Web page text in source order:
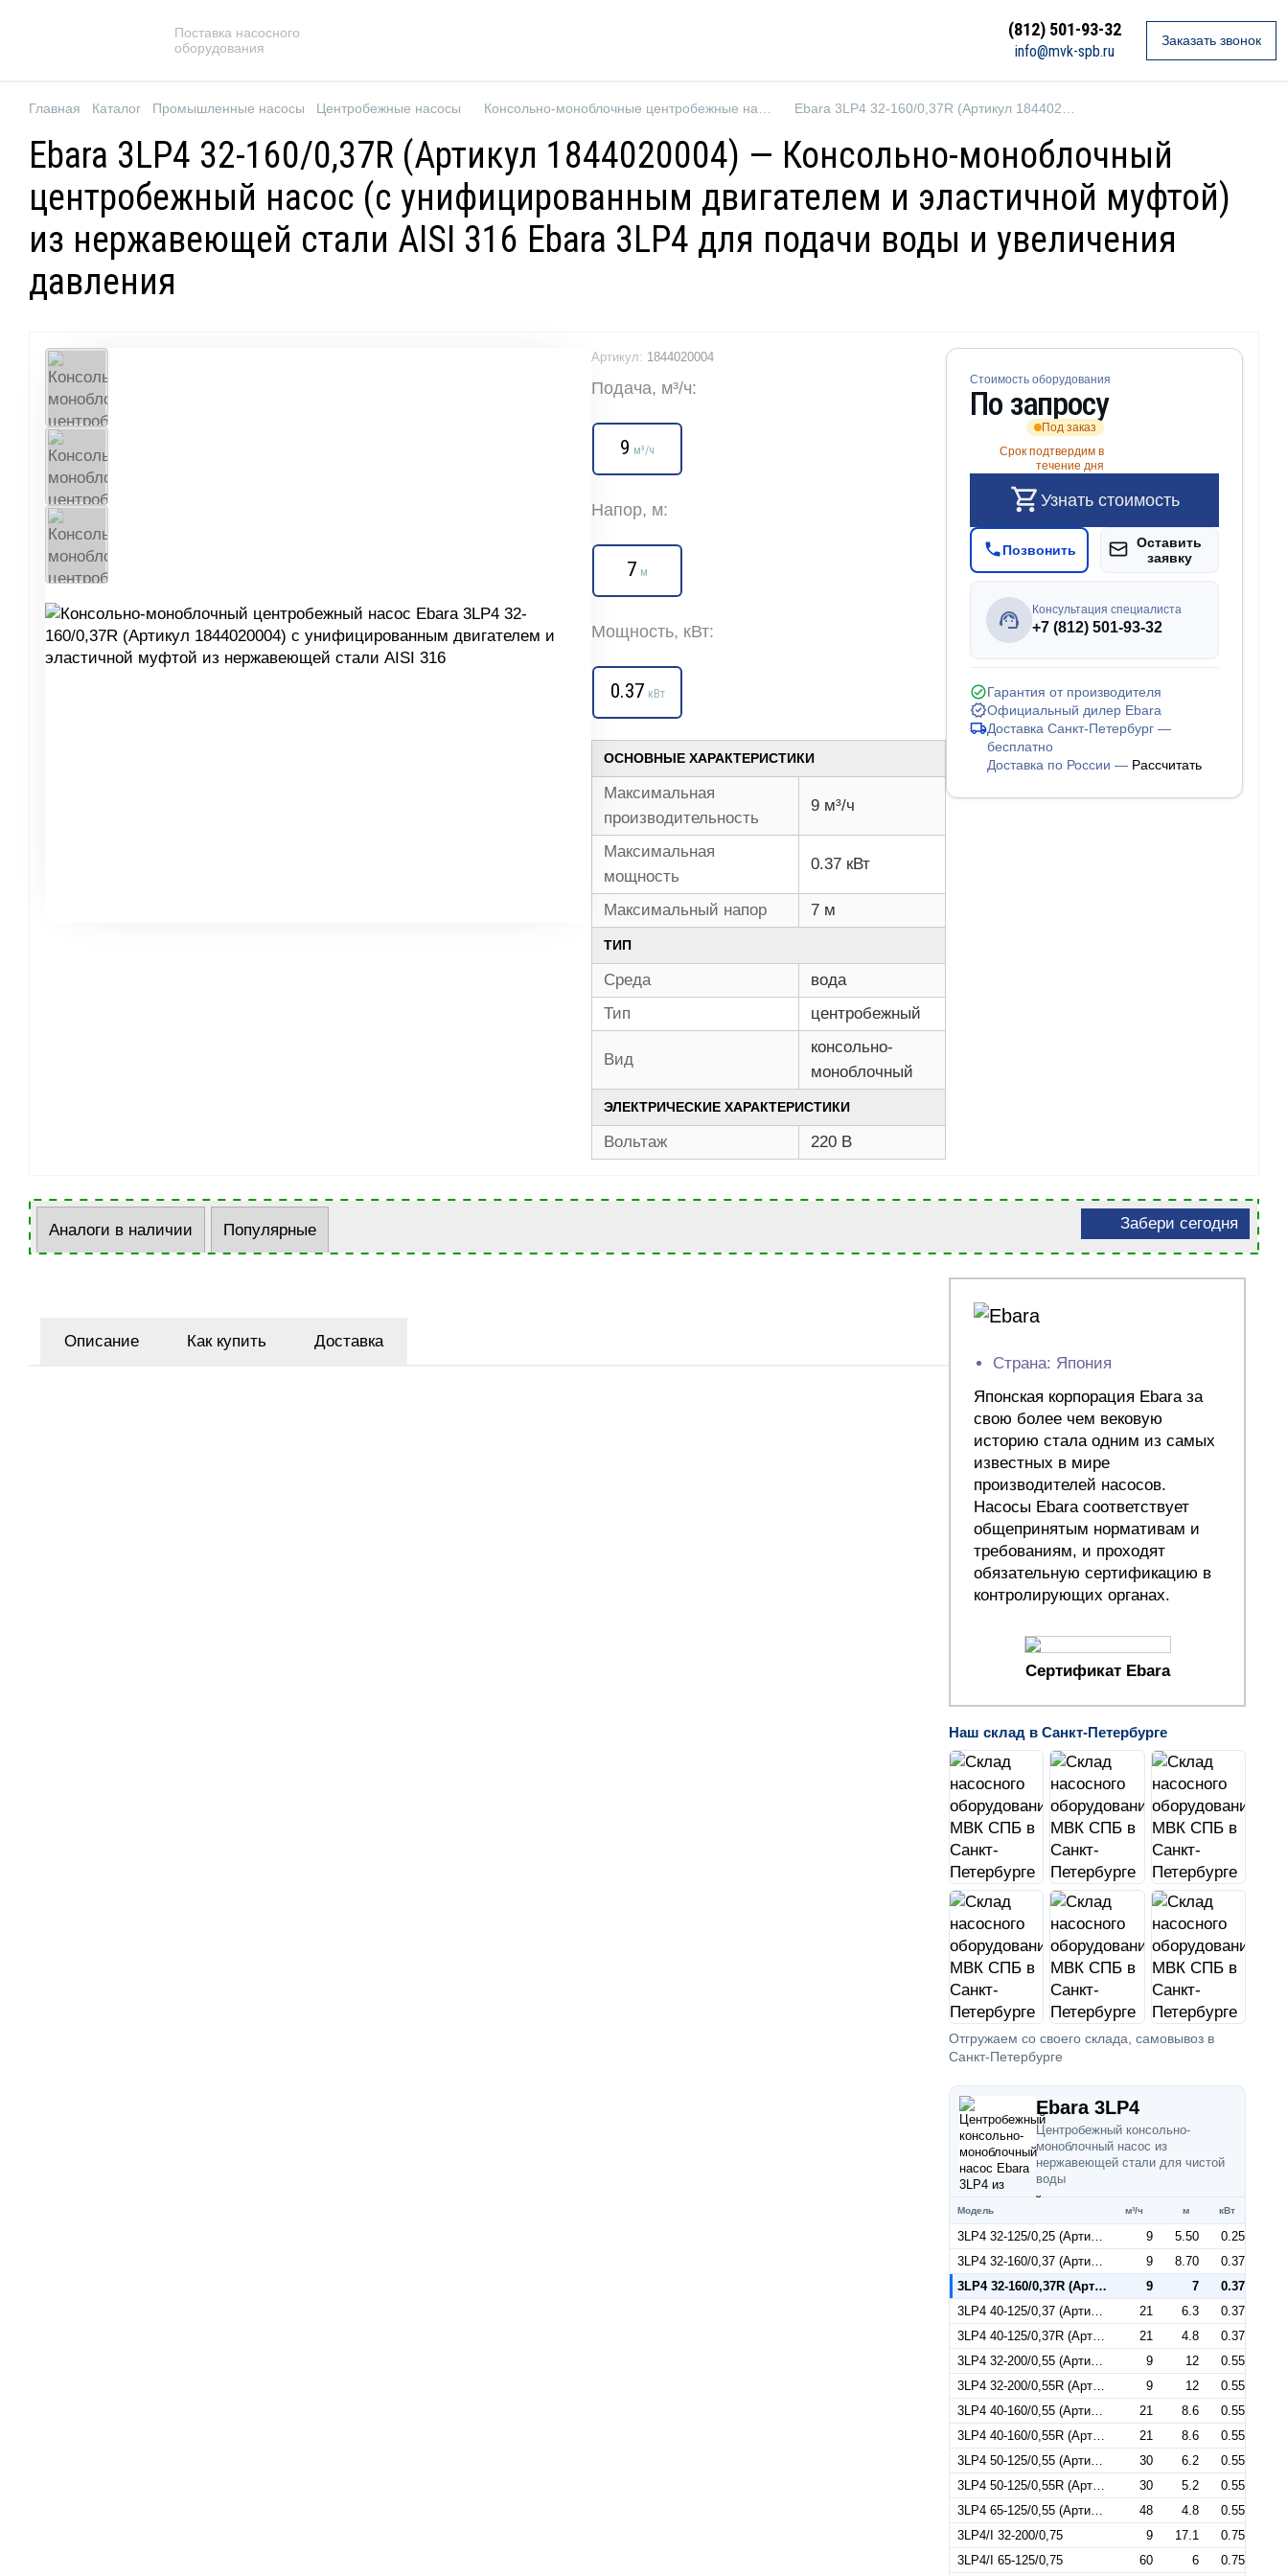
Поставка насосного
оборудования
(812) 501-93-32
info@mvk-spb.ru
Заказать звонок
Главная Каталог Промышленные насосы Центробежные насосы
Ebara 3LP4 32-160/0,37R (Артикул 1844020004) — Консольно-моноблочный
центробежный насос (с унифицированным двигателем и эластичной муфтой)
из нержавеющей стали AISI 316 Ebara 3LP4 для подачи воды и увеличения
давления
Артикул: 1844020004
Подача, м³/ч:
9 м³/ч
Напор, м:
7 м
Мощность, кВт:
0.37 кВт
ОСНОВНЫЕ ХАРАКТЕРИСТИКИ
Максимальная
производительность
9 м³/ч
Максимальная
мощность
0.37 кВт
Максимальный напор 7 м
ТИП
Среда
вода
Тип
центробежный
Вид
консольно-
моноблочный
ЭЛЕКТРИЧЕСКИЕ ХАРАКТЕРИСТИКИ
Вольтаж 220 В
Стоимость оборудования
По запросу
Под заказ
Срок подтвердим в
течение дня
Узнать стоимость
Позвонить
Оставить
заявку
Консультация специалиста
+7 (812) 501-93-32
Гарантия от производителя
Официальный дилер Ebara
Доставка Санкт-Петербург —
бесплатно
Доставка по России — Рассчитать
Аналоги в наличии Популярные Забери сегодня
Описание Как купить
Доставка
Страна: Япония
Японская корпорация Ebara за
свою более чем вековую
историю стала одним из самых
известных в мире
производителей насосов.
Насосы Ebara соответствует
общепринятым нормативам и
требованиям, и проходят
обязательную сертификацию в
контролирующих органах.
Сертификат Ebara
Наш склад в Санкт-Петербурге
Отгружаем со своего склада, самовывоз в
Санкт-Петербурге
Ebara 3LP4
Центробежный консольно-
моноблочный насос из
нержавеющей стали для чистой
воды
Модель м³/ч м кВт
3LP4 32-125/0,25 (Артикул 1843010004) 9 5.50
0.25
3LP4 32-160/0,37 (Артикул 1843020004)
9 8.70
0.37
3LP4 32-160/0,37R (Артикул 1844020004)
9 7
0.37
3LP4 40-125/0,37 (Артикул 1853020004)
21 6.3
0.37
3LP4 40-125/0,37R (Артикул 1854020004)
21 4.8
0.37
3LP4 32-200/0,55 (Артикул 1843030004)
9 12
0.55
3LP4 32-200/0,55R (Артикул 1844030004)
9 12
0.55
3LP4 40-160/0,55 (Артикул 1853030004)
21 8.6
0.55
3LP4 40-160/0,55R (Артикул 1854030004)
21 8.6
0.55
3LP4 50-125/0,55 (Артикул 1863030004)
30 6.2
0.55
3LP4 50-125/0,55R (Артикул 1864030004)
30 5.2
0.55
3LP4 65-125/0,55 (Артикул 1878330004)
48 4.8
0.55
3LP4/I 32-200/0,75
9 17.1
0.75
3LP4/I 65-125/0,75
60 6
0.75